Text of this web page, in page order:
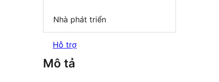
Nhà phát triển
Hỗ trợ
Mô tả